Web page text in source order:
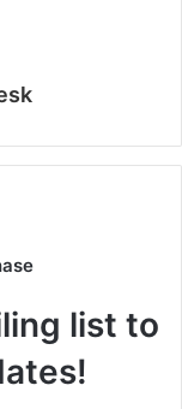
list to